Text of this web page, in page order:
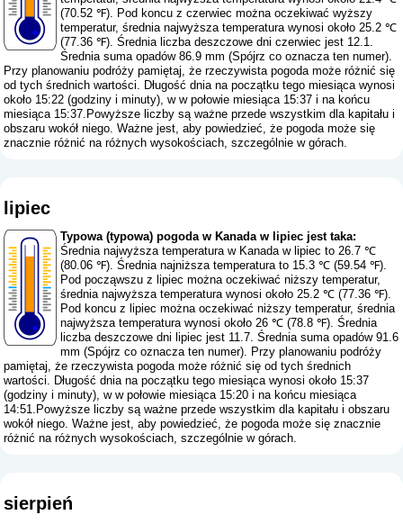
(70.52 ℉). Pod koncu z czerwiec można oczekiwać wyższy
temperatur, średnia najwyższa temperatura wynosi około 25.2 ℃
(77.36 ℉). Średnia liczba deszczowe dni czerwiec jest 12.1.
Średnia suma opadów 86.9 mm (Spójrz co oznacza ten numer).
Przy planowaniu podróży pamiętaj, że rzeczywista pogoda może różnić się
od tych średnich wartości. Długość dnia na początku tego miesiąca wynosi
około 15:22 (godziny i minuty), w w połowie miesiąca 15:37 i na końcu
miesiąca 15:37.Powyższe liczby są ważne przede wszystkim dla kapitału i
obszaru wokół niego. Ważne jest, aby powiedzieć, że pogoda może się
znacznie różnić na różnych wysokościach, szczególnie w górach.
lipiec
Typowa (typowa) pogoda w Kanada w lipiec jest taka:
Średnia najwyższa temperatura w Kanada w lipiec to 26.7 ℃
(80.06 ℉). Średnia najniższa temperatura to 15.3 ℃ (59.54 ℉).
Pod począwszu z lipiec można oczekiwać niższy temperatur,
średnia najwyższa temperatura wynosi około 25.2 ℃ (77.36 ℉).
Pod koncu z lipiec można oczekiwać niższy temperatur, średnia
najwyższa temperatura wynosi około 26 ℃ (78.8 ℉). Średnia
liczba deszczowe dni lipiec jest 11.7. Średnia suma opadów 91.6
mm (Spójrz co oznacza ten numer). Przy planowaniu podróży
pamiętaj, że rzeczywista pogoda może różnić się od tych średnich
wartości. Długość dnia na początku tego miesiąca wynosi około 15:37
(godziny i minuty), w w połowie miesiąca 15:20 i na końcu miesiąca
14:51.Powyższe liczby są ważne przede wszystkim dla kapitału i obszaru
wokół niego. Ważne jest, aby powiedzieć, że pogoda może się znacznie
różnić na różnych wysokościach, szczególnie w górach.
sierpień